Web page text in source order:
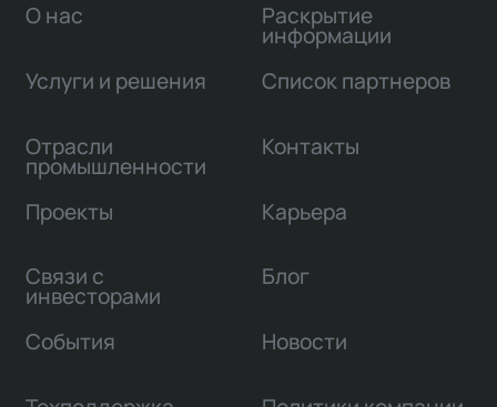
О нас
Услуги и решения
Отрасли
промышленности
Проекты
Связи с
инвесторами
Раскрытие
информации
Список партнеров
Контакты
Карьера
Блог
События Новости